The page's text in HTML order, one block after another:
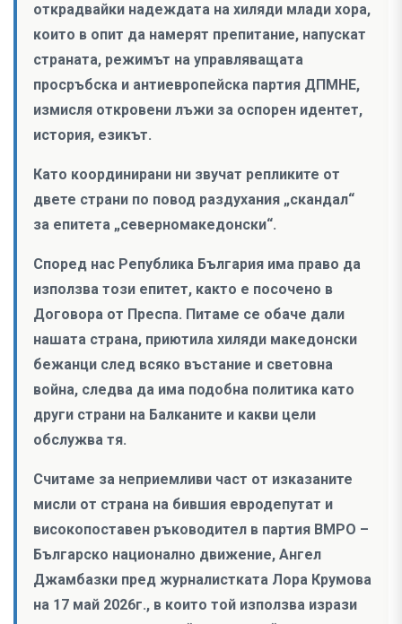
открадвайки надеждата на хиляди млади хора,
които в опит да намерят препитание, напускат
страната, режимът на управляващата
просръбска и антиевропейска партия ДПМНЕ,
измисля откровени лъжи за оспорен идентет,
история, езикът.
Като координирани ни звучат репликите от
двете страни по повод раздухания „скандал“
за епитета „северномакедонски“.
Според нас Република България има право да
използва този епитет, както е посочено в
Договора от Преспа. Питаме се обаче дали
нашата страна, приютила хиляди македонски
бежанци след всяко въстание и световна
война, следва да има подобна политика като
други страни на Балканите и какви цели
обслужва тя.
Считаме за неприемливи част от изказаните
мисли от страна на бившия евродепутат и
високопоставен ръководител в партия ВМРО –
Българско национално движение, Ангел
Джамбазки пред журналистката Лора Крумова
на 17 май 2026г., в които той използва изрази